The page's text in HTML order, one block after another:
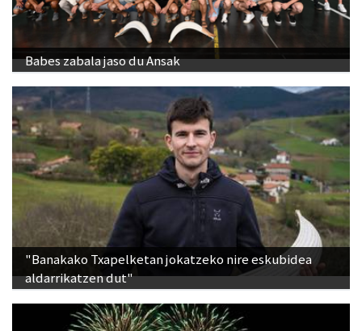
Babes zabala jaso du Ansak
"Banakako Txapelketan jokatzeko nire eskubidea
aldarrikatzen dut"